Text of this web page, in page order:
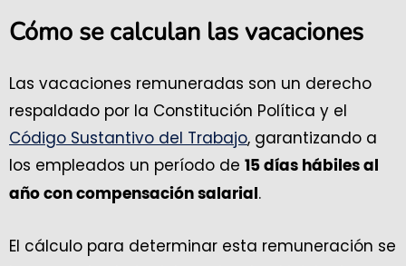
Cómo se calculan las vacaciones
Las vacaciones remuneradas son un derecho
respaldado por la Constitución Política y el
Código Sustantivo del Trabajo, garantizando a
los empleados un período de 15 días hábiles al
año con compensación salarial .
El cálculo para determinar esta remuneración se